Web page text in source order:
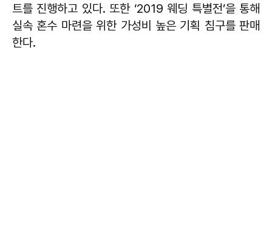
트를 진행하고 있다. 또한 ‘2019 웨딩 특별전’을 통해
실속 혼수 마련을 위한 가성비 높은 기획 침구를 판매
한다.